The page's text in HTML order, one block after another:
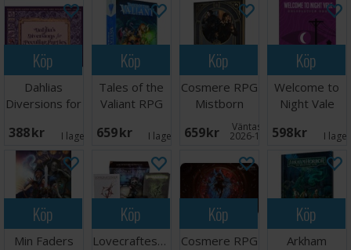
Köp
Dahlias
Diversions for
Parties
388 SEK I lager: 1
Köp
Tales of the
Valiant RPG
659 SEK I lager: 2
Köp
Cosmere RPG
Mistborn
Handbook
659 SEK Väntas in:
2026-10-31
Köp
Welcome to
Night Vale
Book
598 SEK I
Köp
Min Faders
Köp
Lovecraftesque
Köp
Cosmere RPG
Köp
Arkham